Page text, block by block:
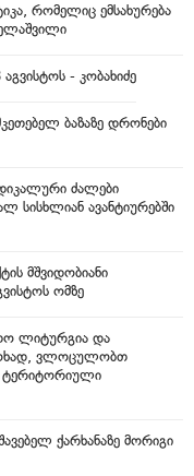
რომელიც ემსახურება
- კობახიძე
ბაზაზე დრონები
ძალები
სისხლიან ავანტიურებში
მშვიდობიანი
ომზე
ლიტურგია და
ვლოცულობთ
ტერიტორიული
ქარხანაზე მორიგი